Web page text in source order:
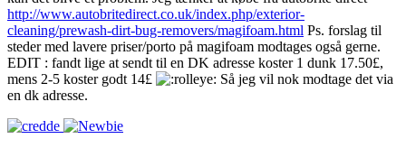
http://www.autobritedirect.co.uk/index.php/exterior-
cleaning/prewash-dirt-bug-removers/magifoam.html Ps. forslag til
steder med lavere priser/porto på magifoam modtages også gerne.
EDIT : fandt lige at sendt til en DK adresse koster 1 dunk 17.50£,
mens 2-5 koster godt 14£
Så jeg vil nok modtage det via
en dk adresse.